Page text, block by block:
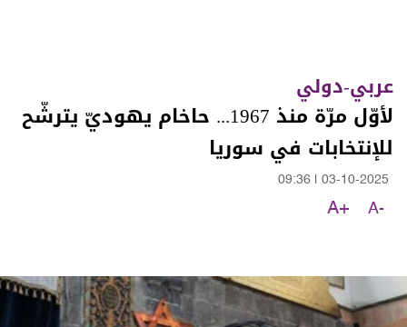
عربي-دولي
لأوّل مرّة منذ 1967... حاخام يهوديّ يترشّح
للإنتخابات في سوريا
03-10-2025
09:36
A-
A+